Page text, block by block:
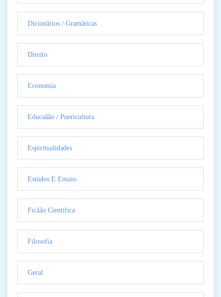
Dicionãrios / Gramãticas
Direito
Economia
Educaãão / Puericultura
Espiritualidades
Estudos E Ensaio
Ficãão Cientifica
Filosofia
Geral